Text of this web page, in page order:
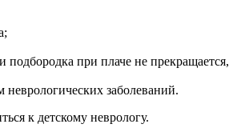
подбородка при плаче не
заболеваний.
к детскому неврологу.